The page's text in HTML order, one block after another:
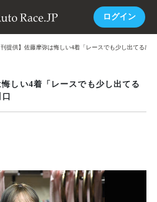
ログイン
刊提供】佐藤摩弥は悔しい4着「レースでも少し出てる感
悔しい4着「レースでも少し出てる